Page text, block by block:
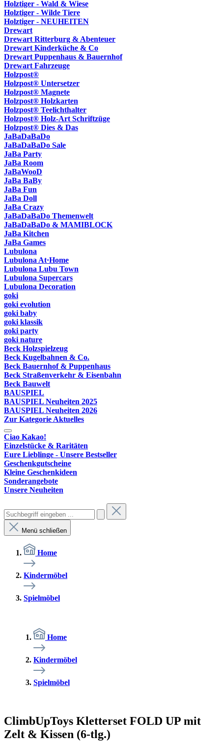
Holztiger - Wald & Wiese
Holztiger - Wilde Tiere
Holztiger - NEUHEITEN
Drewart
Drewart Ritterburg & Abenteuer
Drewart Kinderküche & Co
Drewart Puppenhaus & Bauernhof
Drewart Fahrzeuge
Holzpost®
Holzpost® Untersetzer
Holzpost® Magnete
Holzpost® Holzkarten
Holzpost® Teelichthalter
Holzpost® Holz-Art Schriftzüge
Holzpost® Dies & Das
JaBaDaBaDo
JaBaDaBaDo Sale
JaBa Party
JaBa Room
JaBaWooD
JaBa BaBy
JaBa Fun
JaBa Doll
JaBa Crazy
JaBaDaBaDo Themenwelt
JaBaDaBaDo & MAMIBLOCK
JaBa Kitchen
JaBa Games
Lubulona
Lubulona At·Home
Lubulona Lubu Town
Lubulona Supercars
Lubulona Decoration
goki
goki evolution
goki baby
goki klassik
goki party
goki nature
Beck Holzspielzeug
Beck Kugelbahnen & Co.
Beck Bauernhof & Puppenhaus
Beck Straßenverkehr & Eisenbahn
Beck Bauwelt
BAUSPIEL
BAUSPIEL Neuheiten 2025
BAUSPIEL Neuheiten 2026
Zur Kategorie Aktuelles
Ciao Kakao!
Einzelstücke & Raritäten
Eure Lieblinge - Unsere Bestseller
Geschenkgutscheine
Kleine Geschenkideen
Sonderangebote
Unsere Neuheiten
Menü schließen
Home
Kindermöbel
Spielmöbel
Home
Kindermöbel
Spielmöbel
ClimbUpToys Kletterset FOLD UP mit
Zelt & Kissen (6-tlg.)